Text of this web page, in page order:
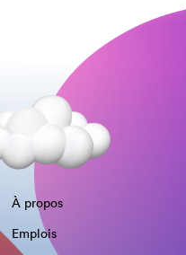
À propos
Emplois